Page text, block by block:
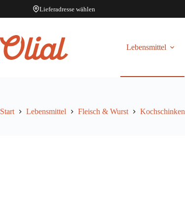
Lieferadresse wählen
springen
Lebensmittel
Start Lebensmittel Fleisch & Wurst Kochschinken